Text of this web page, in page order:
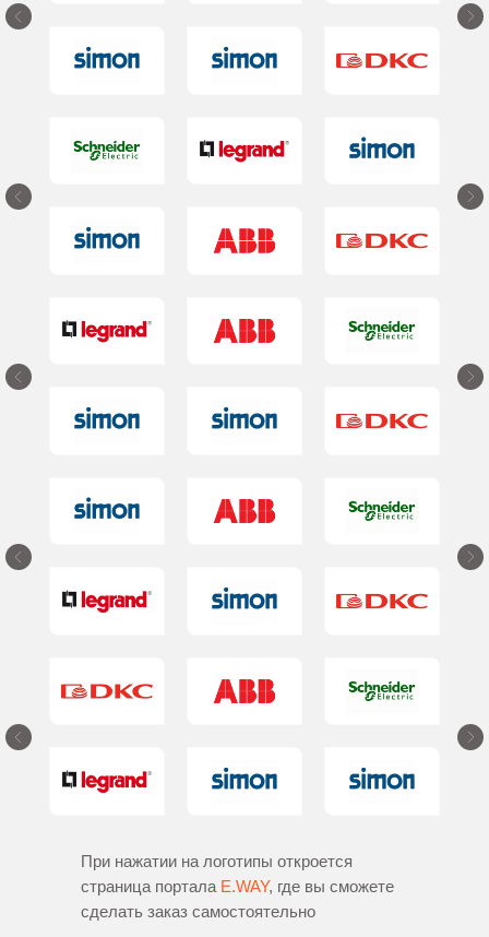
При нажатии на логотипы откроется
страница портала E.WAY, где вы сможете
сделать заказ самостоятельно